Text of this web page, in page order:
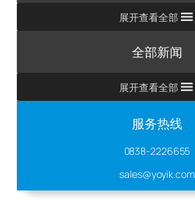
展开查看全部
全部新闻
展开查看全部
服务热线
0838-2226655
sales@yoyik.com